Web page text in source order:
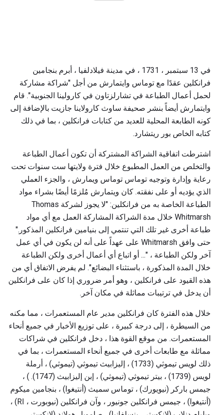
في 13 سبتمبر ، 1731 ، في مدينة فيلادلفيا ، أبرم بنجامين
فرانكلين عقدًا مع توماس وايتمارش من أجل "شراكة مشاركة
لحمل أعمال الطباعة في تشارلزتاون في كارولينا الجنوبية". قام
وايتمارش أيضاً بنشر صحيفة ساوث كارولاينا جازيت بالإضافة إلى
كونه الطابعة المحلية للعديد من كتابات فرانكلين ، بما في ذلك
كتابه الخاص بور ريتشارد.
اشترطت اتفاقية الشراكة المشتركة أن تكون أعمال الطباعة
والتخلص من العمل المطبوع خلال فترة ولايتها ست سنوات تحت
رعاية وإدارة وتوجيه توماس توماس ويمارش ، والجزء العملي
الذي يؤديه أو على نفقته. كان ويتمارش مُلزمًا أيضًا بشراء مواد
الطباعة الخاصة به من فرانكلين: "لا يجوز لشركة Thomas
Whitmarsh خلال مدة الشراكة المشاركة العمل مع أي مواد
طباعة أخرى غير تلك التي تنتمي إلى بنيامين فرانكلين المذكور."
حتى وافق Whitmarsh على عهداً على أنه لن يكون في أي عمل
آخر ولكن الطباعة ، "... أو اتباع أي أعمال أخرى ولكن الطباعة
خلال المدة المذكورة ، باستثناء البضائع". لم يفرض الاتفاق أي من
هذه القيود على فرانكلين ، وهو أمر ضروري إذا كان على فرانكلين
أن يدخل في ترتيبات مماثلة في مكان آخر.
خلال هذه الفترة كان فرانكلين مدير عام المستعمرات ، مما مكنه
من السيطرة ، إلى درجة كبيرة ، على توزيع الأخبار في جميع أنحاء
المستعمرات. من موقع القوة هذا ، دخل فرانكلين في شراكات
مماثلة مع طابعات أخرى في جميع أنحاء المستعمرات ، بما في
ذلك لويس تيموثي (1733) ، إليزابيث تيموثي (تيموثي) ، أرملة
لويس (1739) ، بيتر تيموثي (تيموثي) ، إبن إليزابيث (1747). ) ،
جيمس باركر (نيويورك) ، توماس سميث (أنتيغوا) ، بنجامين ميكوم
(أنتيغوا) ، جيمس فرانكلين جونيور ، وآن فرانكلين (نيوبورت ، RI) ،